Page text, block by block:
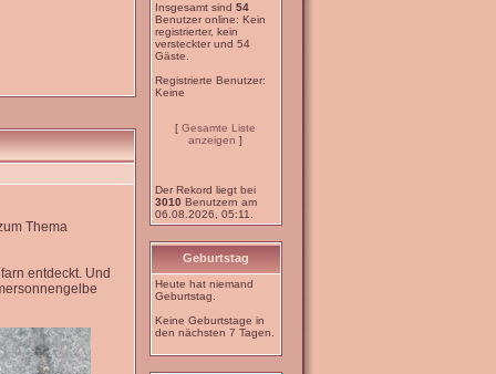
Thema
entdeckt. Und
Insgesamt sind 54
Benutzer online: Kein
registrierter, kein
versteckter und 54
Gäste.
Registrierte Benutzer:
Keine
[ Gesamte Liste
anzeigen ]
Der Rekord liegt bei
3010 Benutzern am
06.08.2026, 05:11.
Geburtstag
Heute hat niemand
Geburtstag.
Keine Geburtstage in
den nächsten 7 Tagen.